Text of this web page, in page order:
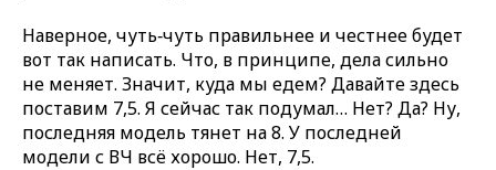
Наверное, чуть‑чуть правильнее и честнее будет
вот так написать. Что, в принципе, дела сильно
не меняет. Значит, куда мы едем? Давайте здесь
поставим 7,5. Я сейчас так подумал… Нет? Да? Ну,
последняя модель тянет на 8. У последней
модели с ВЧ всё хорошо. Нет, 7,5.